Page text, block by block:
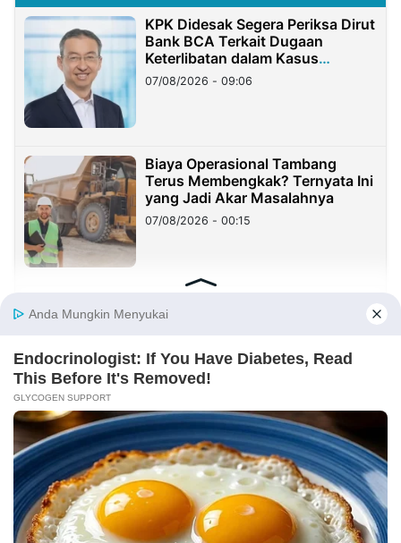
KPK Didesak Segera Periksa Dirut
Bank BCA Terkait Dugaan
Keterlibatan dalam Kasus
Hilangnya Dana Nasabah Rp2,58
Miliar
07/08/2026 - 09:06
Biaya Operasional Tambang
Terus Membengkak? Ternyata Ini
yang Jadi Akar Masalahnya
07/08/2026 - 00:15
Dana CSR Rp47 Miliar PetroChina
06/08/2026 - 09:19
Demo Skandal Jiwasraya-Asabri,
ATMAJA Desak Kejagung Periksa
Bakrie Group dan Nirwan Bakrie
06/08/2026 - 08:50